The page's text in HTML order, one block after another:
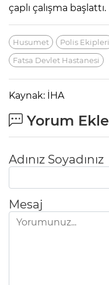
çaplı çalışma başlattı.
Husumet Polis Ekipleri
Fatsa Devlet Hastanesi
Kaynak: İHA
Yorum Ekle
Adınız Soyadınız
Mesaj